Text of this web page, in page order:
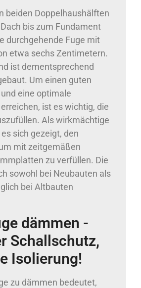
beiden Doppelhaushälften
bis zum Fundament
durchgehende Fuge mit
etwa sechs Zentimetern.
ist dementsprechend
Um einen guten
eine optimale
ist es wichtig, die
Als wirkmächtige
sich gezeigt, den
mit zeitgemäßen
zu verfüllen. Die
sowohl bei Neubauten als
bei Altbauten
dämmen -
Schallschutz,
Isolierung!
zu dämmen bedeutet,